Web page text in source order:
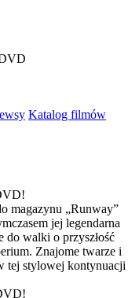
Katalog filmów
magazynu „Runway”
jej legendarna
do walki o przyszłość
Znajome twarze i
tej stylowej kontynuacji